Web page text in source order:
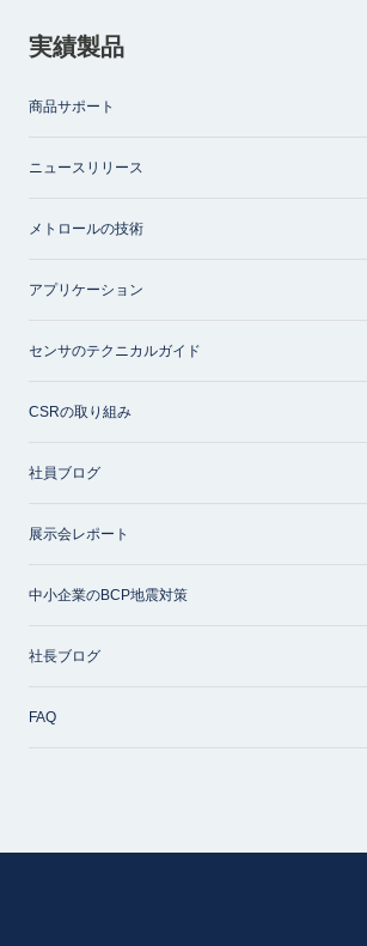
実績製品
商品サポート
ニュースリリース
メトロールの技術
アプリケーション
センサのテクニカルガイド
CSRの取り組み
社員ブログ
展示会レポート
中小企業のBCP地震対策
社長ブログ
FAQ